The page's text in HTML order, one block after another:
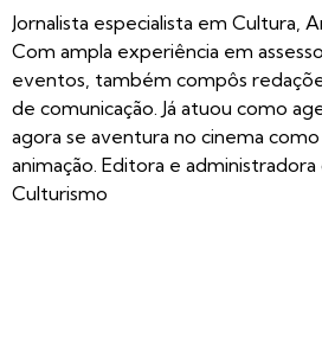
Jornalista especialista em Cultura,
Com ampla experiência em
eventos, também compôs
de comunicação. Já atuou como
agora se aventura no cinema
animação. Editora e
Culturismo